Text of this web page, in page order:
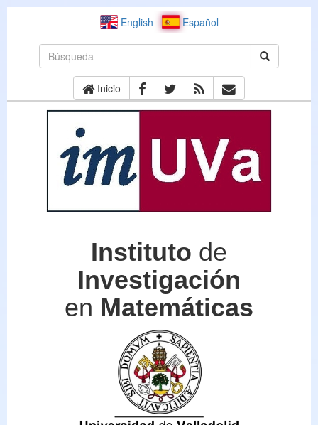
English Español
Inicio
Instituto de
Investigación
en Matemáticas